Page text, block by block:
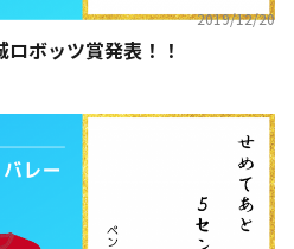
2019/12/20
ボッツ賞発表！！